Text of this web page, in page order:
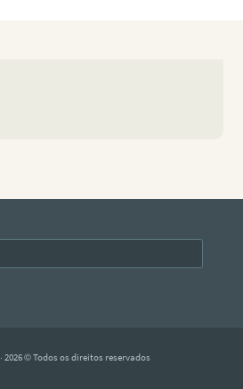
· 2026 © Todos os direitos reservados